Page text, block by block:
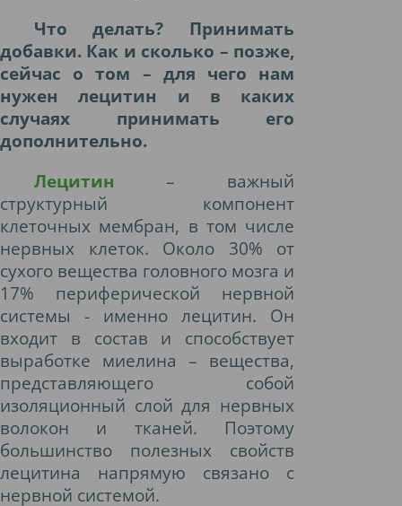
Что делать? Принимать
добавки. Как и сколько – позже,
сейчас о том – для чего нам
нужен лецитин и в каких
случаях принимать его
дополнительно.
Лецитин
– важный
структурный компонент
клеточных мембран, в том числе
нервных клеток. Около 30% от
сухого вещества головного мозга и
17% периферической нервной
системы - именно лецитин. Он
входит в состав и способствует
выработке миелина – вещества,
представляющего собой
изоляционный слой для нервных
волокон и тканей. Поэтому
большинство полезных свойств
лецитина напрямую связано с
нервной системой.